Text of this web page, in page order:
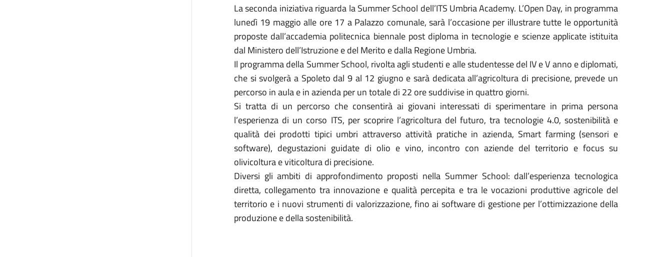
La seconda iniziativa riguarda la Summer School dell’ITS Umbria Academy. L’Open Day, in programma
lunedì 19 maggio alle ore 17 a Palazzo comunale, sarà l’occasione per illustrare tutte le opportunità
proposte dall’accademia politecnica biennale post diploma in tecnologie e scienze applicate istituita
dal Ministero dell’Istruzione e del Merito e dalla Regione Umbria.
Il programma della Summer School, rivolta agli studenti e alle studentesse del IV e V anno e diplomati,
che si svolgerà a Spoleto dal 9 al 12 giugno e sarà dedicata all’agricoltura di precisione, prevede un
percorso in aula e in azienda per un totale di 22 ore suddivise in quattro giorni.
Si tratta di un percorso che consentirà ai giovani interessati di sperimentare in prima persona
l’esperienza di un corso ITS, per scoprire l’agricoltura del futuro, tra tecnologie 4.0, sostenibilità e
qualità dei prodotti tipici umbri attraverso attività pratiche in azienda, Smart farming (sensori e
software), degustazioni guidate di olio e vino, incontro con aziende del territorio e focus su
olivicoltura e viticoltura di precisione.
Diversi gli ambiti di approfondimento proposti nella Summer School: dall’esperienza tecnologica
diretta, collegamento tra innovazione e qualità percepita e tra le vocazioni produttive agricole del
territorio e i nuovi strumenti di valorizzazione, fino ai software di gestione per l’ottimizzazione della
produzione e della sostenibilità.